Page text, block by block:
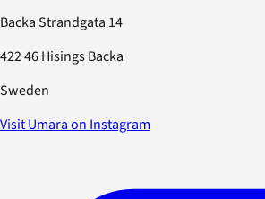
Backa Strandgata 14
422 46 Hisings Backa
Sweden
Visit Umara on Instagram